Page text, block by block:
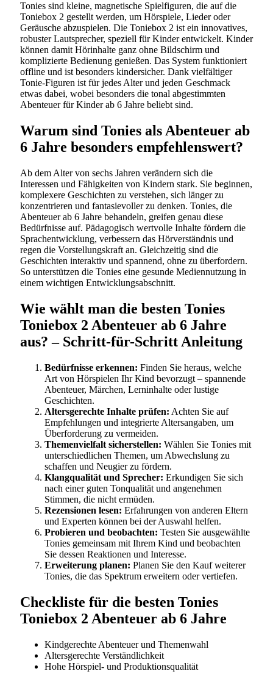
Tonies sind kleine, magnetische Spielfiguren, die auf die
Toniebox 2 gestellt werden, um Hörspiele, Lieder oder
Geräusche abzuspielen. Die Toniebox 2 ist ein innovatives,
robuster Lautsprecher, speziell für Kinder entwickelt. Kinder
können damit Hörinhalte ganz ohne Bildschirm und
komplizierte Bedienung genießen. Das System funktioniert
offline und ist besonders kindersicher. Dank vielfältiger
Tonie-Figuren ist für jedes Alter und jeden Geschmack
etwas dabei, wobei besonders die tonal abgestimmten
Abenteuer für Kinder ab 6 Jahre beliebt sind.
Warum sind Tonies als Abenteuer ab
6 Jahre besonders empfehlenswert?
Ab dem Alter von sechs Jahren verändern sich die
Interessen und Fähigkeiten von Kindern stark. Sie beginnen,
komplexere Geschichten zu verstehen, sich länger zu
konzentrieren und fantasievoller zu denken. Tonies, die
Abenteuer ab 6 Jahre behandeln, greifen genau diese
Bedürfnisse auf. Pädagogisch wertvolle Inhalte fördern die
Sprachentwicklung, verbessern das Hörverständnis und
regen die Vorstellungskraft an. Gleichzeitig sind die
Geschichten interaktiv und spannend, ohne zu überfordern.
So unterstützen die Tonies eine gesunde Mediennutzung in
einem wichtigen Entwicklungsabschnitt.
Wie wählt man die besten Tonies
Toniebox 2 Abenteuer ab 6 Jahre
aus? – Schritt-für-Schritt Anleitung
Bedürfnisse erkennen: Finden Sie heraus, welche
Art von Hörspielen Ihr Kind bevorzugt – spannende
Abenteuer, Märchen, Lerninhalte oder lustige
Geschichten.
Altersgerechte Inhalte prüfen: Achten Sie auf
Empfehlungen und integrierte Altersangaben, um
Überforderung zu vermeiden.
Themenvielfalt sicherstellen: Wählen Sie Tonies mit
unterschiedlichen Themen, um Abwechslung zu
schaffen und Neugier zu fördern.
Klangqualität und Sprecher: Erkundigen Sie sich
nach einer guten Tonqualität und angenehmen
Stimmen, die nicht ermüden.
Rezensionen lesen: Erfahrungen von anderen Eltern
und Experten können bei der Auswahl helfen.
Probieren und beobachten: Testen Sie ausgewählte
Tonies gemeinsam mit Ihrem Kind und beobachten
Sie dessen Reaktionen und Interesse.
Erweiterung planen: Planen Sie den Kauf weiterer
Tonies, die das Spektrum erweitern oder vertiefen.
Checkliste für die besten Tonies
Toniebox 2 Abenteuer ab 6 Jahre
Kindgerechte Abenteuer und Themenwahl
Altersgerechte Verständlichkeit
Hohe Hörspiel- und Produktionsqualität